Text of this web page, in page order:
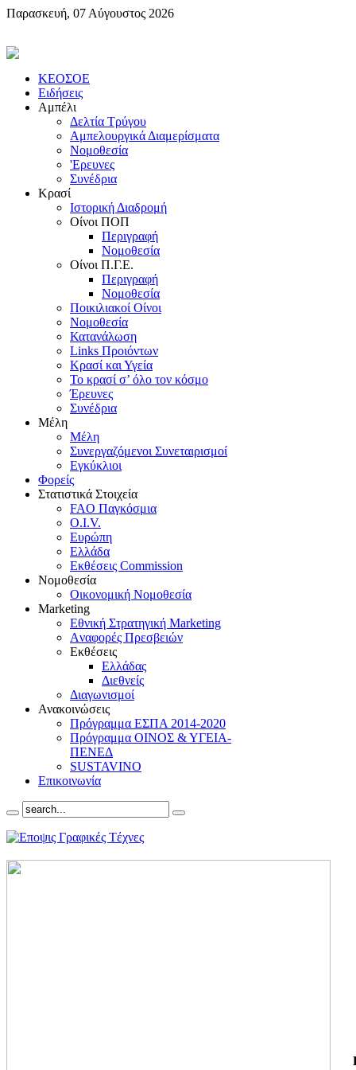
Παρασκευή, 07 Αύγουστος 2026
KEOΣOE
Ειδήσεις
Αμπέλι
Δελτία Τρύγου
Αμπελουργικά Διαμερίσματα
Nομοθεσία
'Eρευνες
Συνέδρια
Κρασί
Iστορική Διαδρομή
Oίνοι ΠOΠ
Περιγραφή
Nομοθεσία
Oίνοι Π.Γ.E.
Περιγραφή
Νομοθεσία
Ποικιλιακοί Oίνοι
Nομοθεσία
Κατανάλωση
Links Προιόντων
Κρασί και Υγεία
To κρασί σ’ όλο τον κόσμο
Έρευνες
Συνέδρια
Μέλη
Mέλη
Συνεργαζόμενοι Συνεταιρισμοί
Εγκύκλιοι
Φορείς
Στατιστικά Στοιχεία
FAO Παγκόσμια
O.I.V.
Ευρώπη
Ελλάδα
Eκθέσεις Commission
Νομοθεσία
Οικονομική Νομοθεσία
Marketing
Eθνική Στρατηγική Marketing
Aναφορές Πρεσβειών
Eκθέσεις
Eλλάδας
Διεθνείς
Διαγωνισμοί
Ανακοινώσεις
Πρόγραμμα ΕΣΠΑ 2014-2020
Πρόγραμμα ΟΙΝΟΣ & ΥΓΕΙΑ-
ΠΕΝΕΔ
SUSTAVINO
Επικοινωνία